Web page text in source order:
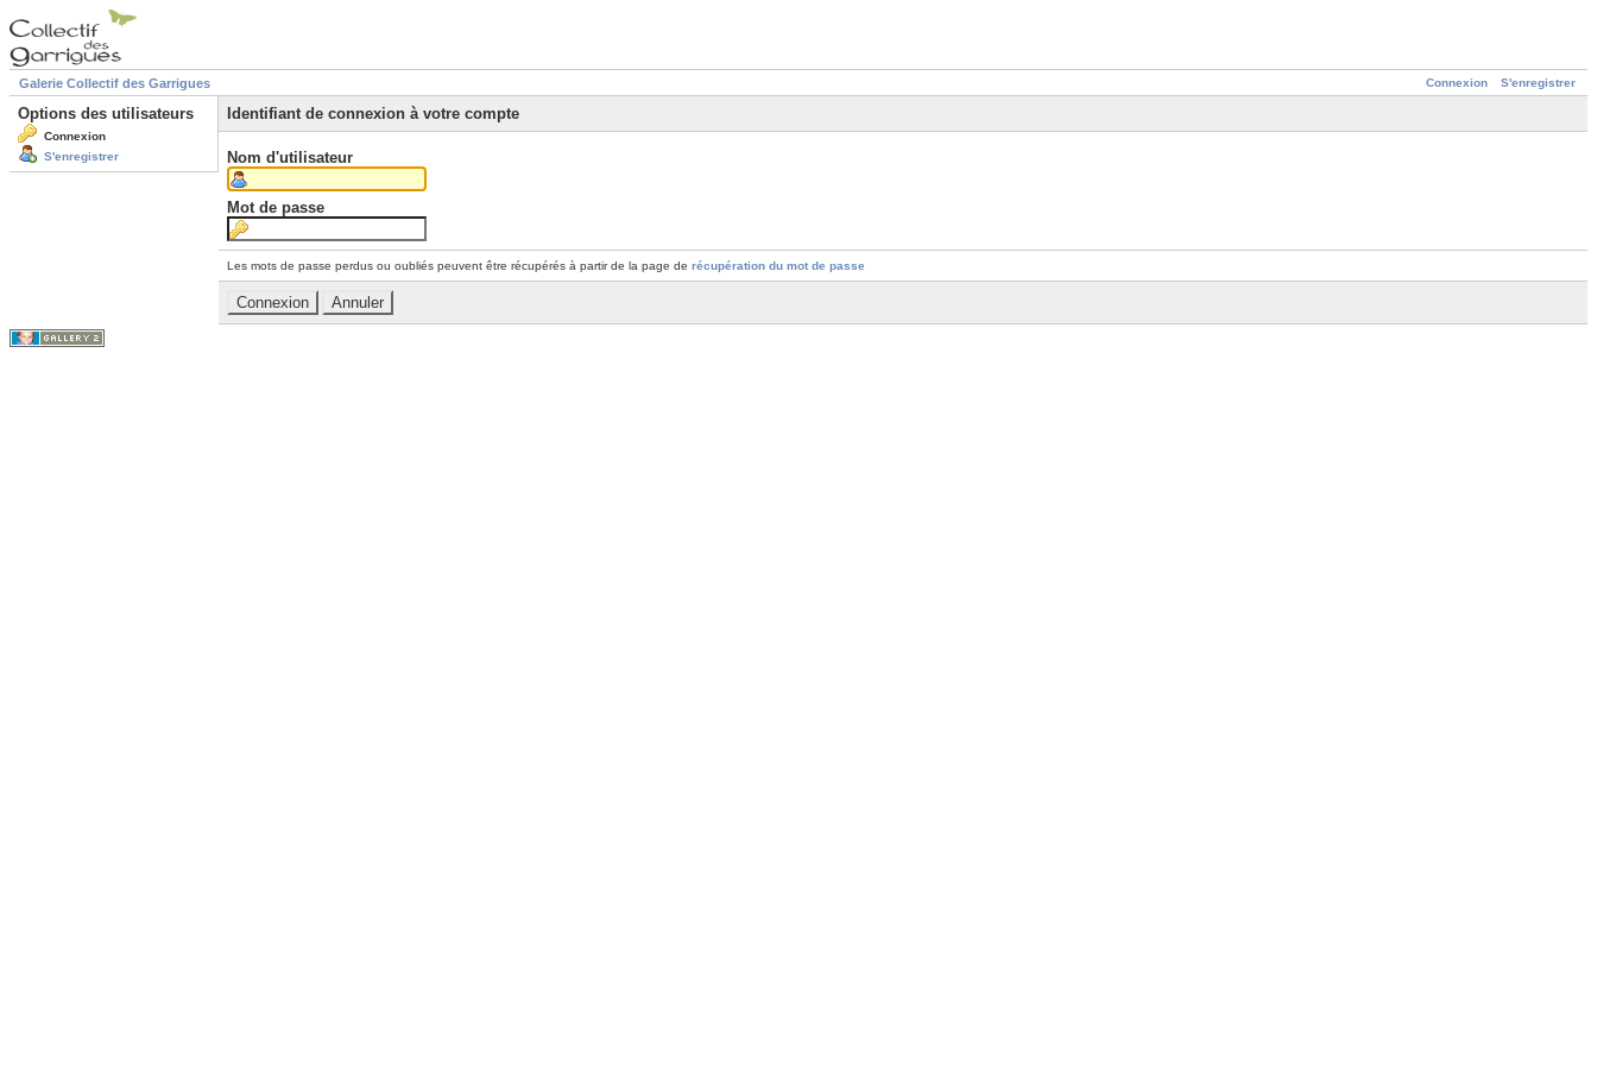
Connexion S'enregistrer
Galerie Collectif des Garrigues
Options des utilisateurs
Connexion
S'enregistrer
Identifiant de connexion à votre compte
Nom d'utilisateur
Mot de passe
Les mots de passe perdus ou oubliés peuvent être récupérés à partir de la page de récupération du mot de passe